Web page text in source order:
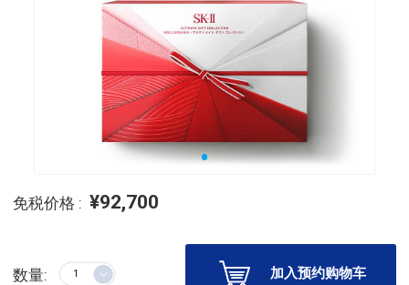
免税价格 : ¥92,700
数量: 加入预约购物车